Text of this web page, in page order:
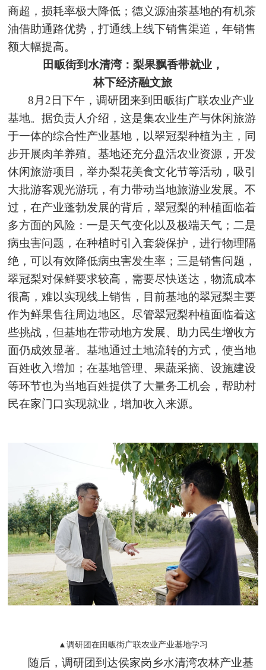
商超，损耗率极大降低；德义源油茶基地的有机茶
油借助通路优势，打通线上线下销售渠道，年销售
额大幅提高。
田畈街到水清湾：梨果飘香带就业，
林下经济融文旅
8月2日下午，调研团来到田畈街广联农业产业
基地。据负责人介绍，这是集农业生产与休闲旅游
于一体的综合性产业基地，以翠冠梨种植为主，同
步开展肉羊养殖。基地还充分盘活农业资源，开发
休闲旅游项目，举办梨花美食文化节等活动，吸引
大批游客观光游玩，有力带动当地旅游业发展。不
过，在产业蓬勃发展的背后，翠冠梨的种植面临着
多方面的风险：一是天气变化以及极端天气；二是
病虫害问题，在种植时引入套袋保护，进行物理隔
绝，可以有效降低病虫害发生率；三是销售问题，
翠冠梨对保鲜要求较高，需要尽快送达，物流成本
很高，难以实现线上销售，目前基地的翠冠梨主要
作为鲜果售往周边地区。尽管翠冠梨种植面临着这
些挑战，但基地在带动地方发展、助力民生增收方
面仍成效显著。基地通过土地流转的方式，使当地
百姓收入增加；在基地管理、果蔬采摘、设施建设
等环节也为当地百姓提供了大量务工机会，帮助村
民在家门口实现就业，增加收入来源。
▲调研团在田畈街广联农业产业基地学习
随后，调研团到达侯家岗乡水清湾农林产业基